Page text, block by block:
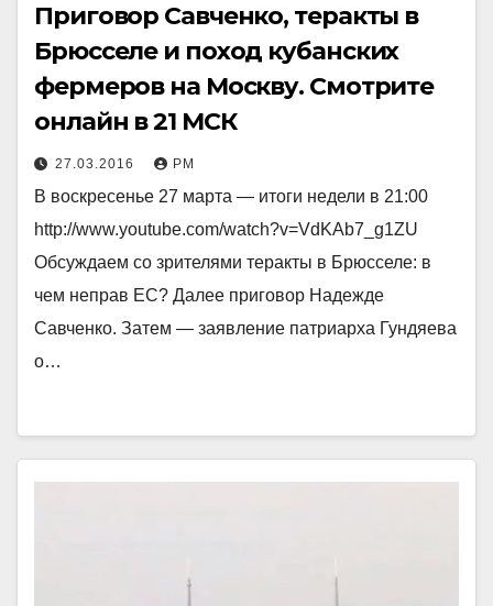
Приговор Савченко, теракты в
Брюсселе и поход кубанских
фермеров на Москву. Смотрите
онлайн в 21 МСК
27.03.2016 РМ
В воскресенье 27 марта — итоги недели в 21:00
http://www.youtube.com/watch?v=VdKAb7_g1ZU
Обсуждаем со зрителями теракты в Брюсселе: в
чем неправ ЕС? Далее приговор Надежде
Савченко. Затем — заявление патриарха Гундяева
о…